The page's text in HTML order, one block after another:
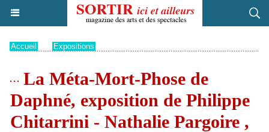
Accueil Expositions
La Méta-Mort-Phose de
Daphné, exposition de Philippe
Chitarrini - Nathalie Pargoire ,